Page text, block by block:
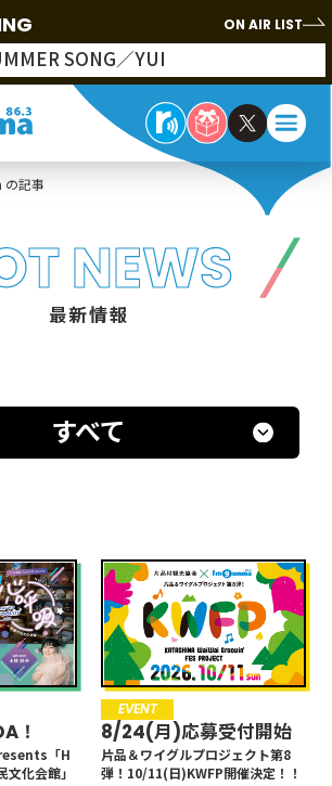
ON AIR LIST
SONG／YUI
記事
NEWS
最新情報
EVENT
CAMPAIGN
お知らせ
！
「H
文化会館」
EVENT
8/24(月)応募受付開始
片品＆ワイグルプロジェクト第8
弾！10/11(日)KWFP開催決定！！